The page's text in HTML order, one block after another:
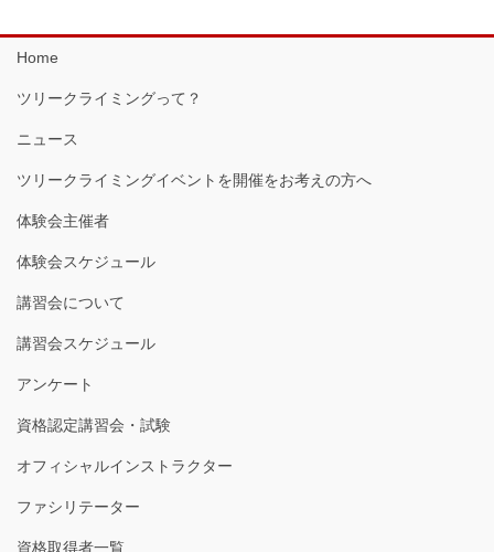
Home
ツリークライミングって？
ニュース
ツリークライミングイベントを開催をお考えの方へ
体験会主催者
体験会スケジュール
講習会について
講習会スケジュール
アンケート
資格認定講習会・試験
オフィシャルインストラクター
ファシリテーター
資格取得者一覧